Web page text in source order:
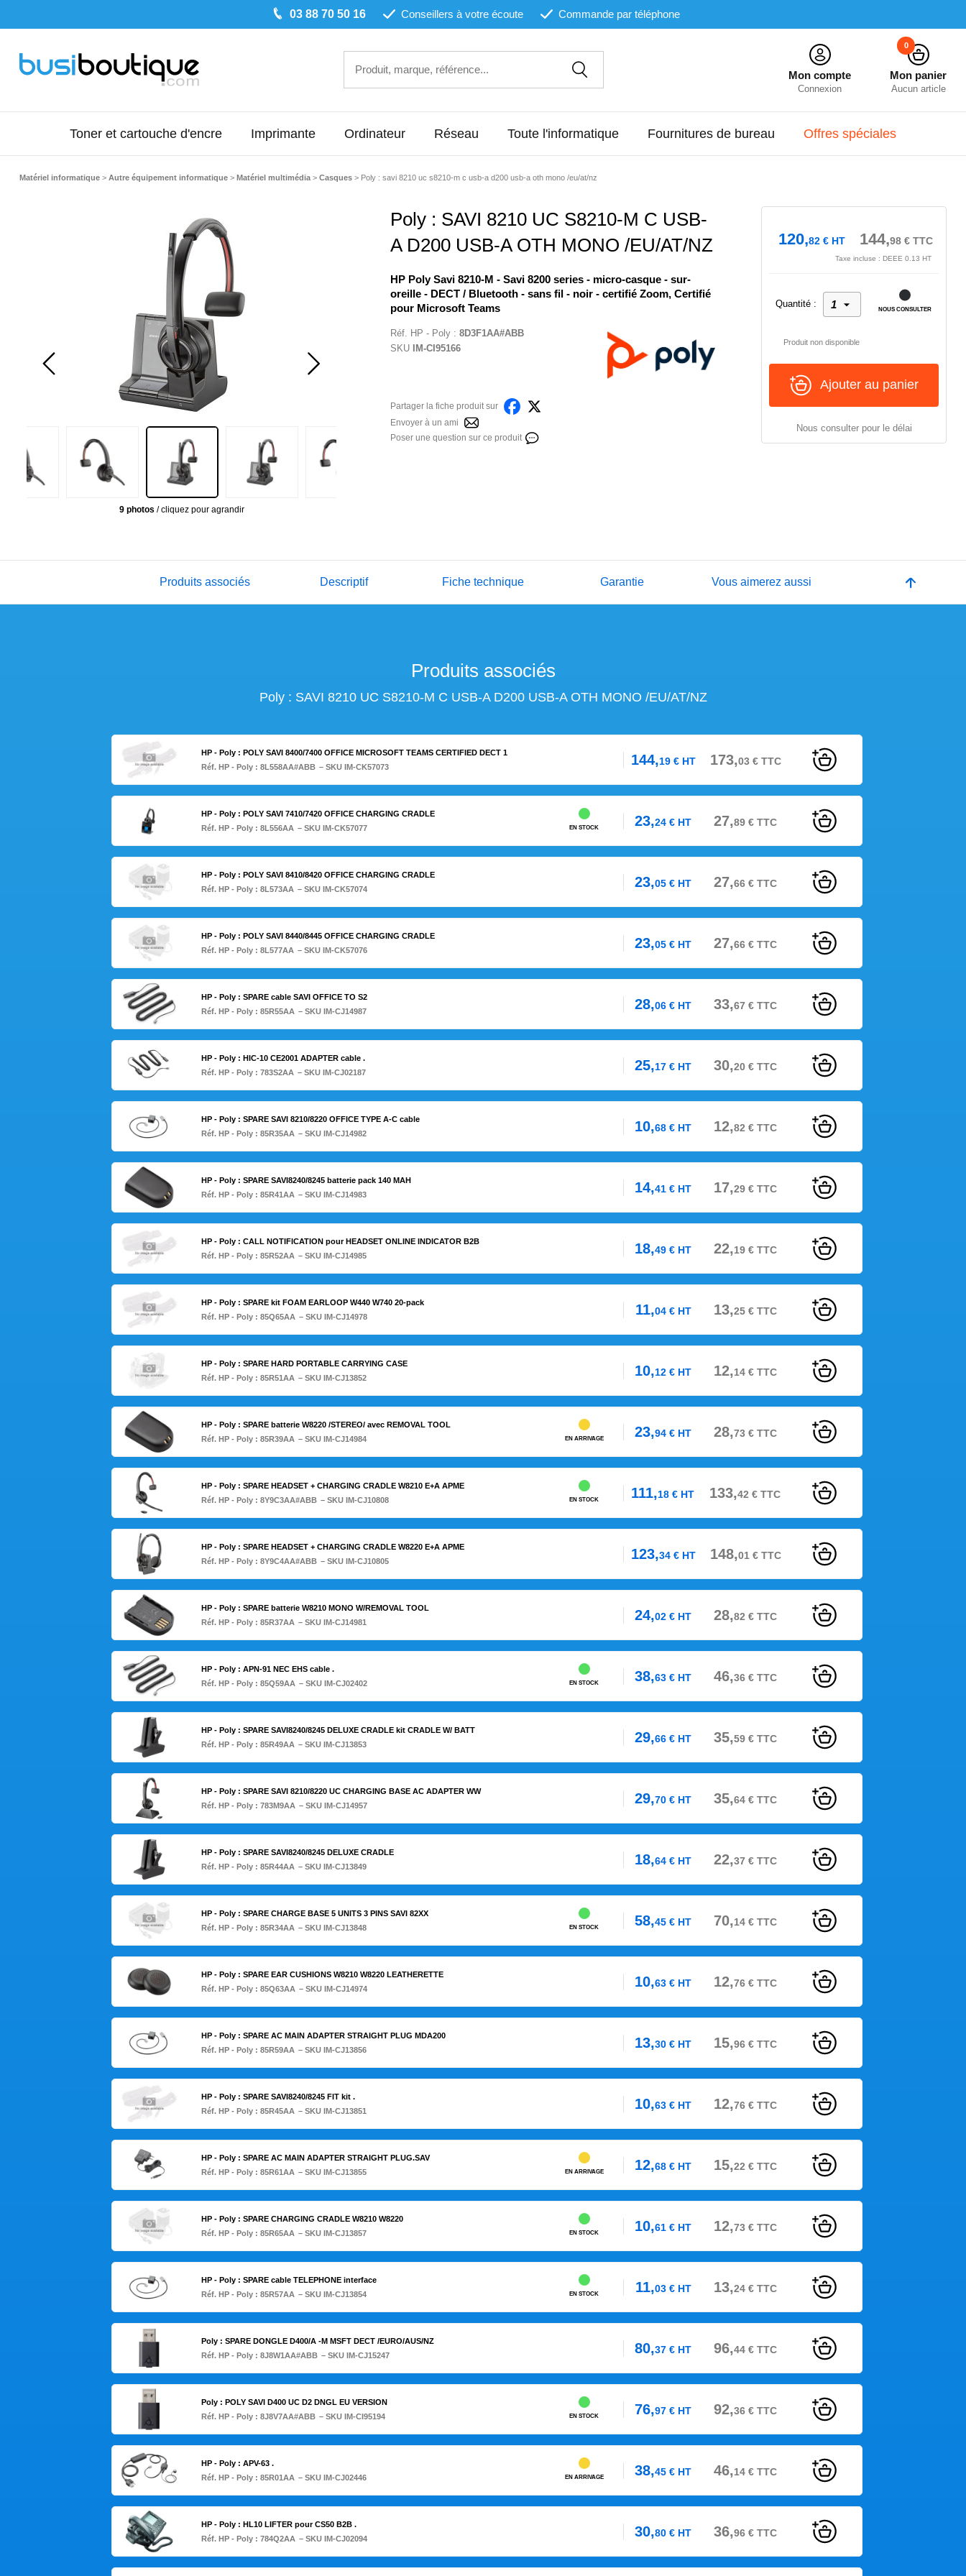
03 88 70 50 16 Conseillers à votre écoute Commande par téléphone
Mon compte
Connexion
Mon panier
Aucun article
0
Toner et cartouche d'encre Imprimante Ordinateur Réseau Toute l'informatique Fournitures de bureau Offres spéciales
Matériel informatique > Autre équipement informatique > Matériel multimédia > Casques> Poly : savi 8210 uc s8210-m c usb-a d200 usb-a oth mono /eu/at/nz
9 photos / cliquez pour agrandir
Poly : SAVI 8210 UC S8210-M C USB-
A D200 USB-A OTH MONO /EU/AT/NZ
HP Poly Savi 8210-M - Savi 8200 series - micro-casque - sur-
oreille - DECT / Bluetooth - sans fil - noir - certifié Zoom, Certifié
pour Microsoft Teams
Réf. HP - Poly: 8D3F1AA#ABB
SKU
IM-CI95166
Partager la fiche produit sur
Envoyer à un ami
Poser une question sur ce produit
120,82€HT 144,98 € TTC
Taxe incluse : DEEE 0.13 HT
Quantité :
NOUS CONSULTER
Produit non disponible
Ajouter au panier
Nous consulter pour le délai
Produits associés Descriptif Fiche technique Garantie Vous aimerez aussi
Produits associés
Poly : SAVI 8210 UC S8210-M C USB-A D200 USB-A OTH MONO /EU/AT/NZ
HP - Poly : POLY SAVI 8400/7400 OFFICE MICROSOFT TEAMS CERTIFIED DECT 1
Réf. HP - Poly : 8L558AA#ABB – SKU IM-CK57073 144,19€HT 173,03€TTC
HP - Poly : POLY SAVI 7410/7420 OFFICE CHARGING CRADLE
Réf. HP - Poly : 8L556AA – SKU IM-CK57077 EN STOCK 23,24 € HT 27,89 € TTC
HP - Poly : POLY SAVI 8410/8420 OFFICE CHARGING CRADLE
Réf. HP - Poly : 8L573AA – SKU IM-CK57074 23,05 € HT 27,66 € TTC
HP - Poly : POLY SAVI 8440/8445 OFFICE CHARGING CRADLE
Réf. HP - Poly : 8L577AA – SKU IM-CK57076 23,05 € HT 27,66 € TTC
HP - Poly : SPARE cable SAVI OFFICE TO S2
Réf. HP - Poly : 85R55AA – SKU IM-CJ14987 28,06 € HT 33,67 € TTC
HP - Poly : HIC-10 CE2001 ADAPTER cable .
Réf. HP - Poly : 783S2AA – SKU IM-CJ02187 25,17 € HT 30,20 € TTC
HP - Poly : SPARE SAVI 8210/8220 OFFICE TYPE A-C cable
Réf. HP - Poly : 85R35AA – SKU IM-CJ14982 10,68 € HT 12,82 € TTC
HP - Poly : SPARE SAVI8240/8245 batterie pack 140 MAH
Réf. HP - Poly : 85R41AA – SKU IM-CJ14983 14,41 € HT 17,29 € TTC
HP - Poly : CALL NOTIFICATION pour HEADSET ONLINE INDICATOR B2B
Réf. HP - Poly : 85R52AA – SKU IM-CJ14985 18,49 € HT 22,19 € TTC
HP - Poly : SPARE kit FOAM EARLOOP W440 W740 20-pack
Réf. HP - Poly : 85Q65AA – SKU IM-CJ14978 11,04€HT 13,25€TTC
HP - Poly : SPARE HARD PORTABLE CARRYING CASE
Réf. HP - Poly : 85R51AA – SKU IM-CJ13852 10,12 € HT 12,14 € TTC
HP - Poly : SPARE batterie W8220 /STEREO/ avec REMOVAL TOOL
Réf. HP - Poly : 85R39AA – SKU IM-CJ14984 EN ARRIVAGE 23,94 € HT 28,73 € TTC
HP - Poly : SPARE HEADSET + CHARGING CRADLE W8210 E+A APME
Réf. HP - Poly : 8Y9C3AA#ABB – SKU IM-CJ10808 EN STOCK 111,18 € HT 133,42 € TTC
HP - Poly : SPARE HEADSET + CHARGING CRADLE W8220 E+A APME
Réf. HP - Poly : 8Y9C4AA#ABB – SKU IM-CJ10805 123,34€HT 148,01 €TTC
HP - Poly : SPARE batterie W8210 MONO W/REMOVAL TOOL
Réf. HP - Poly : 85R37AA – SKU IM-CJ14981 24,02 € HT 28,82 € TTC
HP - Poly : APN-91 NEC EHS cable .
Réf. HP - Poly : 85Q59AA – SKU IM-CJ02402 EN STOCK 38,63 € HT 46,36 € TTC
HP - Poly : SPARE SAVI8240/8245 DELUXE CRADLE kit CRADLE W/ BATT
Réf. HP - Poly : 85R49AA – SKU IM-CJ13853 29,66 € HT 35,59 € TTC
HP - Poly : SPARE SAVI 8210/8220 UC CHARGING BASE AC ADAPTER WW
Réf. HP - Poly : 783M9AA – SKU IM-CJ14957 29,70 € HT 35,64 € TTC
HP - Poly : SPARE SAVI8240/8245 DELUXE CRADLE
Réf. HP - Poly : 85R44AA – SKU IM-CJ13849 18,64 € HT 22,37 € TTC
HP - Poly : SPARE CHARGE BASE 5 UNITS 3 PINS SAVI 82XX
Réf. HP - Poly : 85R34AA – SKU IM-CJ13848 EN STOCK 58,45 € HT 70,14 € TTC
HP - Poly : SPARE EAR CUSHIONS W8210 W8220 LEATHERETTE
Réf. HP - Poly : 85Q63AA – SKU IM-CJ14974 10,63 € HT 12,76 € TTC
HP - Poly : SPARE AC MAIN ADAPTER STRAIGHT PLUG MDA200
Réf. HP - Poly : 85R59AA – SKU IM-CJ13856 13,30 € HT 15,96 € TTC
HP - Poly : SPARE SAVI8240/8245 FIT kit .
Réf. HP - Poly : 85R45AA – SKU IM-CJ13851 10,63 € HT 12,76 € TTC
HP - Poly : SPARE AC MAIN ADAPTER STRAIGHT PLUG.SAV
Réf. HP - Poly : 85R61AA – SKU IM-CJ13855 EN ARRIVAGE 12,68 € HT 15,22 € TTC
HP - Poly : SPARE CHARGING CRADLE W8210 W8220
Réf. HP - Poly : 85R65AA – SKU IM-CJ13857 EN STOCK 10,61 € HT 12,73 € TTC
HP - Poly : SPARE cable TELEPHONE interface
Réf. HP - Poly : 85R57AA – SKU IM-CJ13854 EN STOCK 11,03€HT 13,24€TTC
Poly : SPARE DONGLE D400/A -M MSFT DECT /EURO/AUS/NZ
Réf. HP - Poly : 8J8W1AA#ABB – SKU IM-CJ15247 80,37 € HT 96,44 € TTC
Poly : POLY SAVI D400 UC D2 DNGL EU VERSION
Réf. HP - Poly : 8J8V7AA#ABB – SKU IM-CI95194 EN STOCK 76,97 € HT 92,36 € TTC
HP - Poly : APV-63 .
Réf. HP - Poly : 85R01AA – SKU IM-CJ02446 EN ARRIVAGE 38,45 € HT 46,14 € TTC
HP - Poly : HL10 LIFTER pour CS50 B2B .
Réf. HP - Poly : 784Q2AA – SKU IM-CJ02094 30,80 € HT 36,96 € TTC